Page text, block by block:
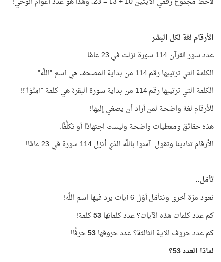
الأرقام لغة لكل البشر
عدد سور القرآن 114 سورة نزلت في 23 عامًا.
الكلمة التي ترتيبها رقم 114 من بداية المصحف هي اسم "اللَّه"!
الكلمة التي ترتيبها رقم 114 من بداية سورة البقرة هي كلمة "آمِنُوْا"!!
للأرقام لغة واضحة لمن أراد أن يصغي إليها!
هذه حقائق ومعطيات واضحة وليست اجتهادًا أو تكلُّفًا.
الأرقام تنادينا وتقول: آمنوا باللَّه الذي أنزل 114 سورة في 23 عامًا!
تأمّل..
نعود مرّة أخرى ونتأمّل أوّل 6 آيات يرد فيها اسم اللَّه!
كم عدد كلمات هذه الآيات؟ عدد كلماتها53كلمة!
كم عدد حروف الآية الثالثة؟ عدد حروفها53حرفًا!
لماذا العدد 53؟